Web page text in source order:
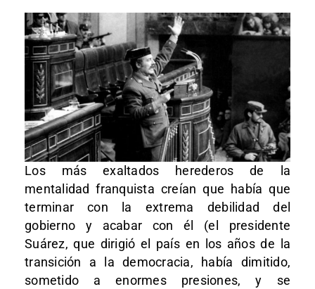
Los más exaltados herederos de la
mentalidad franquista creían que había que
terminar con la extrema debilidad del
gobierno y acabar con él (el presidente
Suárez, que dirigió el país en los años de la
transición a la democracia, había dimitido,
sometido a enormes presiones, y se